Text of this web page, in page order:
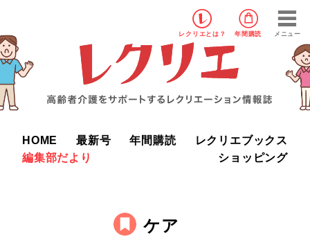
レクリエ とは？ 年間購読 メニュー
HOME 最新号 年間購読
レクリエブックス
編集部だより
ショッピング
ケア